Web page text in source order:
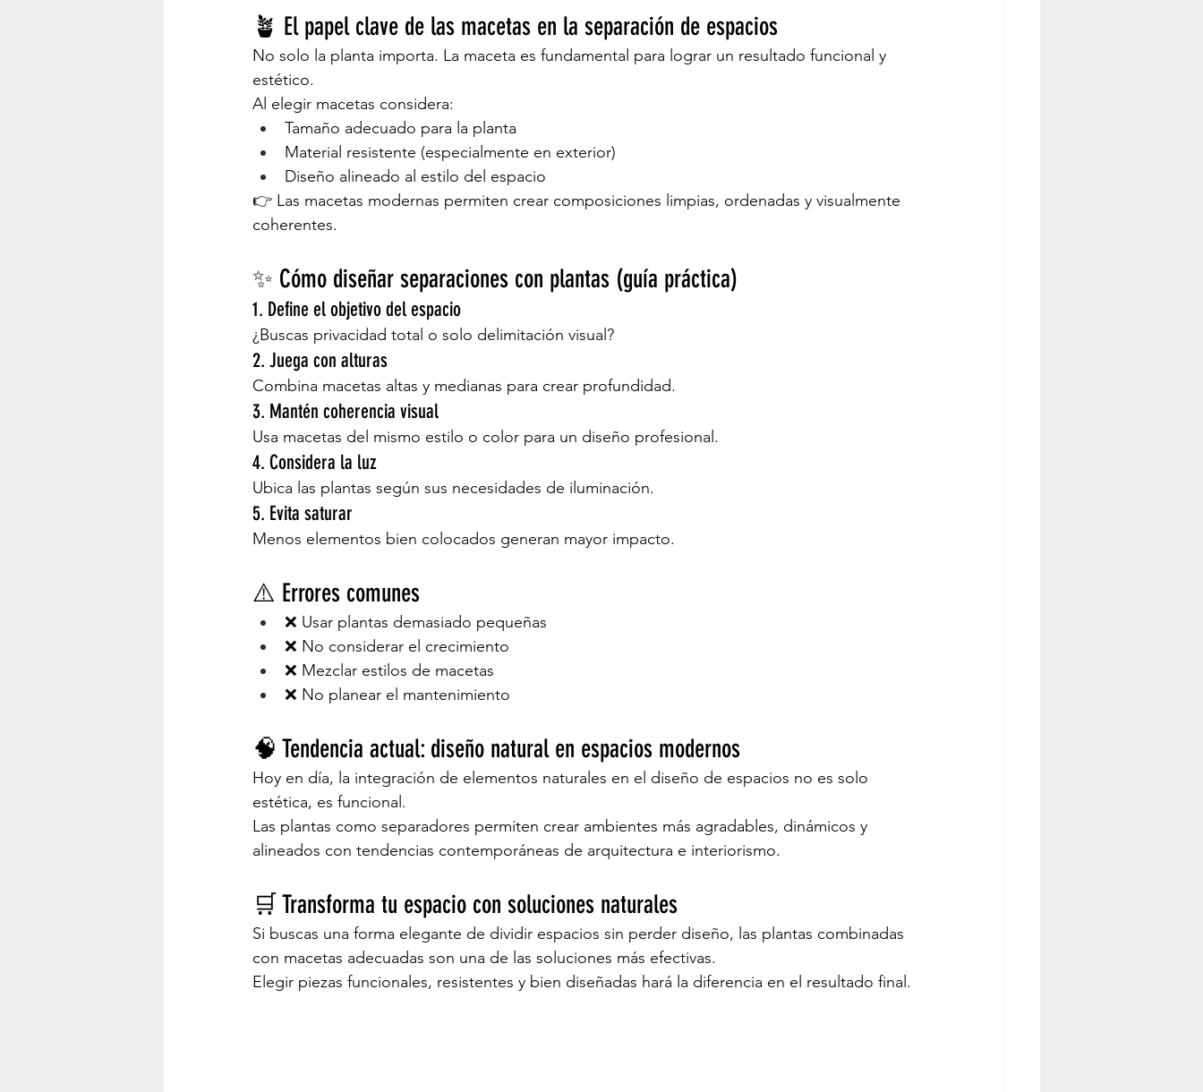
🪴 El papel clave de las macetas en la separación de espacios
No solo la planta importa. La maceta es fundamental para lograr un resultado funcional y
estético.
Al elegir macetas considera:
Tamaño adecuado para la planta
Material resistente (especialmente en exterior)
Diseño alineado al estilo del espacio
👉 Las macetas modernas permiten crear composiciones limpias, ordenadas y visualmente
coherentes.
✨ Cómo diseñar separaciones con plantas (guía práctica)
1. Define el objetivo del espacio
¿Buscas privacidad total o solo delimitación visual?
2. Juega con alturas
Combina macetas altas y medianas para crear profundidad.
3. Mantén coherencia visual
Usa macetas del mismo estilo o color para un diseño profesional.
4. Considera la luz
Ubica las plantas según sus necesidades de iluminación.
5. Evita saturar
Menos elementos bien colocados generan mayor impacto.
⚠️ Errores comunes
❌ Usar plantas demasiado pequeñas
❌ No considerar el crecimiento
❌ Mezclar estilos de macetas
❌ No planear el mantenimiento
🧠 Tendencia actual: diseño natural en espacios modernos
Hoy en día, la integración de elementos naturales en el diseño de espacios no es solo
estética, es funcional.
Las plantas como separadores permiten crear ambientes más agradables, dinámicos y
alineados con tendencias contemporáneas de arquitectura e interiorismo.
🛒 Transforma tu espacio con soluciones naturales
Si buscas una forma elegante de dividir espacios sin perder diseño, las plantas combinadas
con macetas adecuadas son una de las soluciones más efectivas.
Elegir piezas funcionales, resistentes y bien diseñadas hará la diferencia en el resultado final.